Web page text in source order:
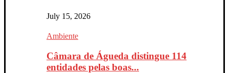
July 15, 2026
Ambiente
Câmara de Águeda distingue 114
entidades pelas boas...